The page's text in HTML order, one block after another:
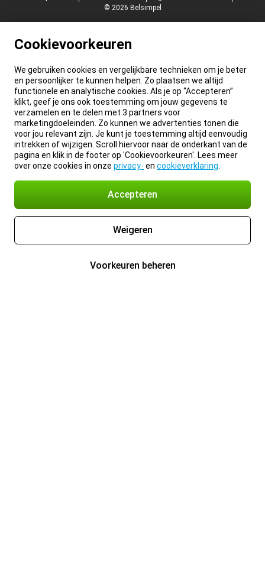
© 2026 Belsimpel
Cookievoorkeuren
We gebruiken cookies en vergelijkbare technieken om je beter
en persoonlijker te kunnen helpen. Zo plaatsen we altijd
functionele en analytische cookies. Als je op “Accepteren”
klikt, geef je ons ook toestemming om jouw gegevens te
verzamelen en te delen met 3 partners voor
marketingdoeleinden. Zo kunnen we advertenties tonen die
voor jou relevant zijn. Je kunt je toestemming altijd eenvoudig
intrekken of wijzigen. Scroll hiervoor naar de onderkant van de
pagina en klik in de footer op 'Cookievoorkeuren'. Lees meer
over onze cookies in onze privacy- en cookieverklaring
Accepteren
Weigeren
Voorkeuren beheren